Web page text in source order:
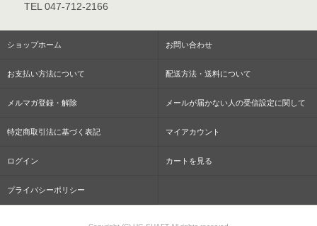
TEL 047-712-2166
ショップホーム お問い合わせ
お支払い方法について 配送方法・送料について
メルマガ登録・解除 メールが届かない人の受信設定に関して
特定商取引法に基づく表記 マイアカウント
ログイン カートを見る
プライバシーポリシー